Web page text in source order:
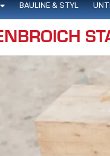
BAULINE & STYL